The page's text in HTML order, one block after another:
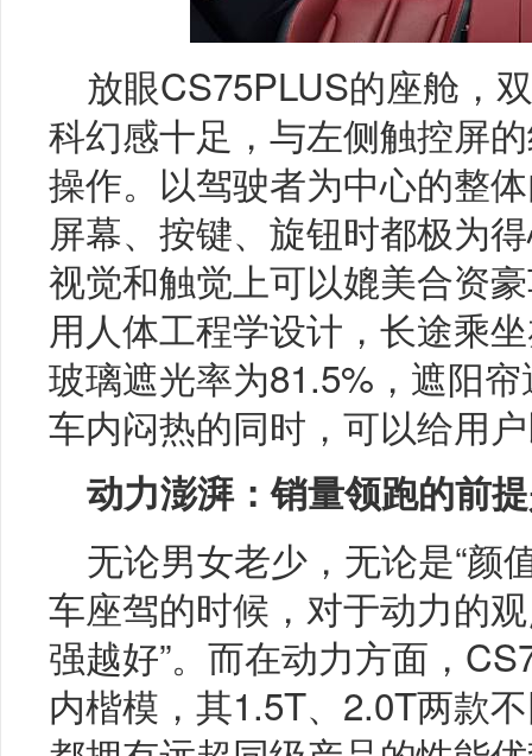
放眼CS75PLUS的座舱，
科幻感十足，与左侧触控屏
操作。以驾驶者为中心的整
屏幕、按键、旋钮时都极为
视觉和触觉上可以媲美合资
用人体工程学设计，长途乘
玻璃遮光率为81.5%，遮阳
车内闷热的同时，可以给用
动力澎湃：销量领跑的前
无论男女老少，无论是“颜
车座驾的时候，对于动力的
强越好”。而在动力方面，
内楷模，其1.5T、2.0T两款